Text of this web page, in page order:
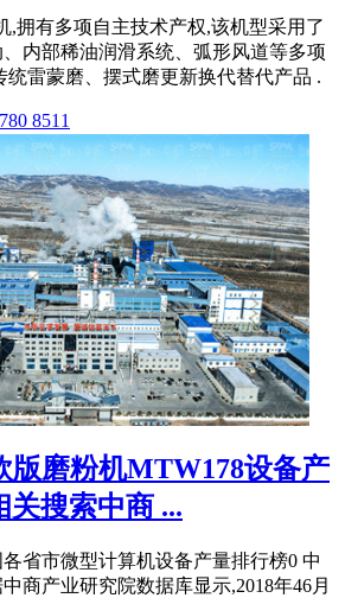
,拥有多项自主技术产权,该机型采用了
内部稀油润滑系统、弧形风道等多项
统雷蒙磨、摆式磨更新换代替代产品 .
8511
版磨粉机MTW178设备产
关搜索中商 ...
各省市微型计算机设备产量排行榜0 中
商产业研究院数据库显示,2018年46月